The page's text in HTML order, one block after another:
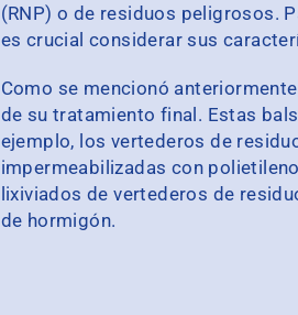
(RNP) o de residuos peligrosos.
es crucial considerar sus
Como se mencionó
de su tratamiento final. Estas
ejemplo, los vertederos de
impermeabilizadas con
lixiviados de vertederos de
de hormigón.